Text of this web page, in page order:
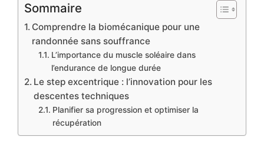
Sommaire
Comprendre la biomécanique pour une
randonnée sans souffrance
L’importance du muscle soléaire dans
l’endurance de longue durée
Le step excentrique : l’innovation pour les
descentes techniques
Planifier sa progression et optimiser la
récupération